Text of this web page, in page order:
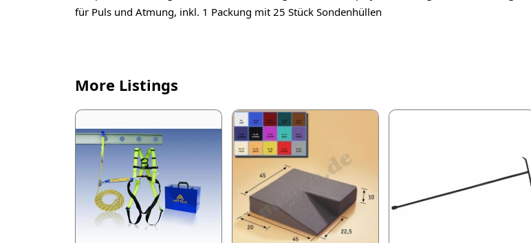
für Puls und Atmung, inkl. 1 Packung mit 25 Stück Sondenhüllen
More Listings